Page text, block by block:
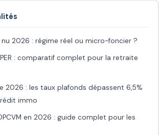
2026 : régime réel ou micro-foncier ?
: comparatif complet pour la retraite
2026 : les taux plafonds dépassent 6,5%
immo
en 2026 : guide complet pour les